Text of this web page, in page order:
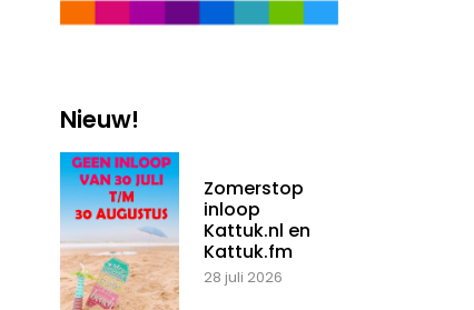
Nieuw!
Zomerstop
inloop
Kattuk.nl en
Kattuk.fm
28 juli 2026